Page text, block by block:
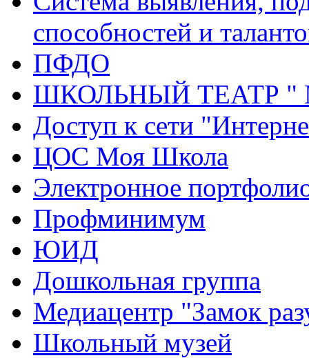
способностей и
ПФДО
ШКОЛЬНЫЙ ТЕАТР
Доступ к сети
ЦОС Моя Школа
Электронное
Профминимум
ЮИД
Дошкольная группа
Медиацентр "Замок
Школьный музей